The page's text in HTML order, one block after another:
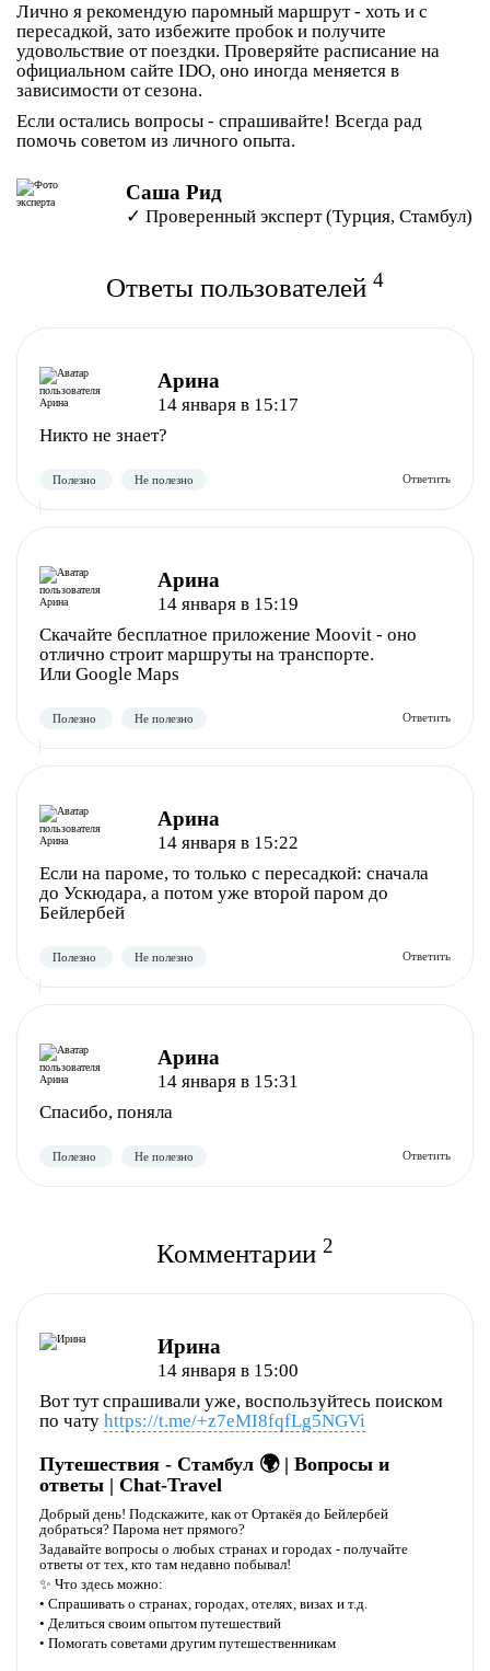
Лично я рекомендую паромный маршрут - хоть и с
пересадкой, зато избежите пробок и получите
удовольствие от поездки. Проверяйте расписание на
официальном сайте IDO, оно иногда меняется в
зависимости от сезона.
Если остались вопросы - спрашивайте! Всегда рад
помочь советом из личного опыта.
Саша Рид
✓ Проверенный эксперт (Турция, Стамбул)
Ответы пользователей 4
Арина
14 января в 15:17
Никто не знает?
Полезно
Арина
14 января в 15:19
Скачайте бесплатное приложение Moovit - оно
отлично строит маршруты на транспорте.
Или Google Maps
Арина
14 января в 15:22
Если на пароме, то только с пересадкой: сначала
до Ускюдара, а потом уже второй паром до
Бейлербей
Полезно Не полезно
Арина
14 января в 15:31
Спасибо, поняла
Комментарии 2
Ирина
14 января в 15:00
Вот тут спрашивали уже, воспользуйтесь поиском
по чату https://t.me/+z7eMI8fqfLg5NGVi
Путешествия - Стамбул 🌍 | Вопросы и
ответы | Chat-Travel
Добрый день! Подскажите, как от Ортакёя до Бейлербей
добраться? Парома нет прямого?
Задавайте вопросы о любых странах и городах - получайте
ответы от тех, кто там недавно побывал!
✨ Что здесь можно:
• Спрашивать о странах, городах, отелях, визах и т.д.
• Делиться своим опытом путешествий
• Помогать советами другим путешественникам